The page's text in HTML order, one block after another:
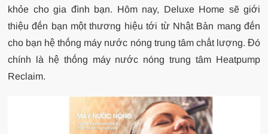
khỏe cho gia đình bạn. Hôm nay, Deluxe Home sẽ giới
thiệu đến bạn một thương hiệu tới từ Nhật Bản mang đến
cho bạn hệ thống máy nước nóng trung tâm chất lượng. Đó
chính là hệ thống máy nước nóng trung tâm Heatpump
Reclaim.